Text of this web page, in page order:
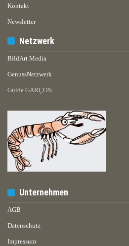
Kontakt
Newsletter
Netzwerk
BildArt Media
GenussNetzwerk
Guide GARÇON
Unternehmen
AGB
Datenschutz
Impressum